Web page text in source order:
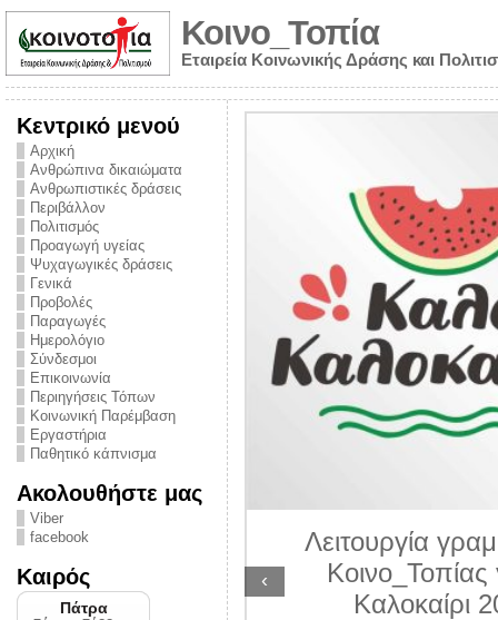
Κοινο_Τοπία
Εταιρεία Κοινωνικής Δράσης και
Κεντρικό μενού
Αρχική
Ανθρώπινα δικαιώματα
Ανθρωπιστικές δράσεις
Περιβάλλον
Πολιτισμός
Προαγωγή υγείας
Ψυχαγωγικές δράσεις
Γενικά
Προβολές
Παραγωγές
Ημερολόγιο
Σύνδεσμοι
Επικοινωνία
Περιηγήσεις Τόπων
Κοινωνική Παρέμβαση
Εργαστήρια
Παθητικό κάπνισμα
Ακολουθήστε μας
Viber
facebook
Καιρός
από την
την ημέρα
και
στο
2026
Λειτουργία
Κοινο_Τοπίας
Καλοκαίρι
‹